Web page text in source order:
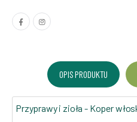
OPIS PRODUKTU
Przyprawy i zioła - Koper